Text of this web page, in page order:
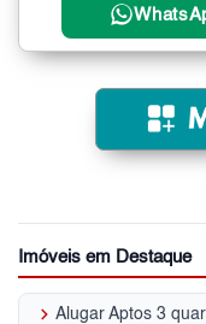
Imóveis em Destaque
keyboard_arrow_right Alugar Aptos 3